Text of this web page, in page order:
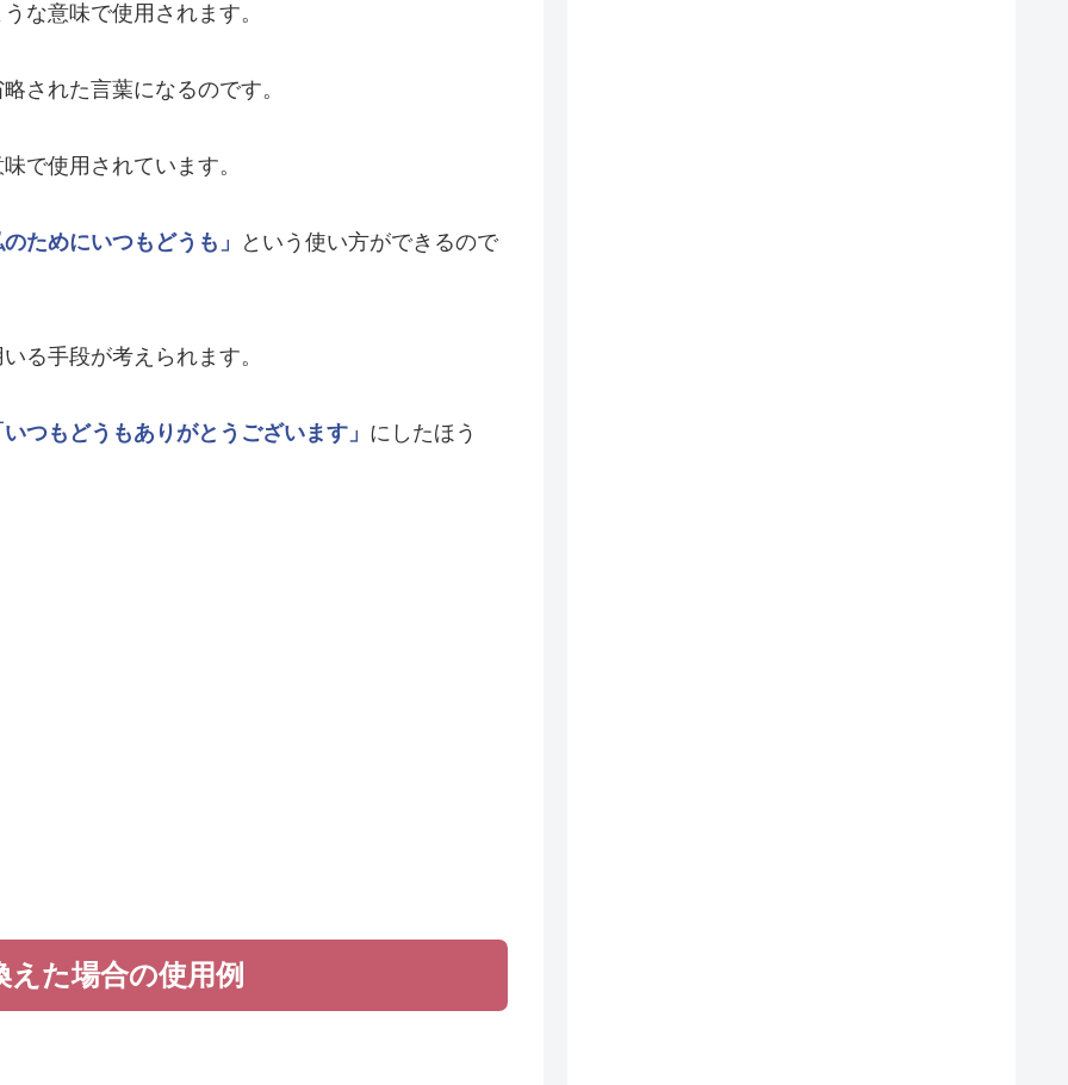
な意味で使用されます。
された言葉になるのです。
で使用されています。
ためにいつもどうも」 という使い方ができるので
る手段が考えられます。
いつもどうもありがとうございます」 にしたほう
た場合の使用例